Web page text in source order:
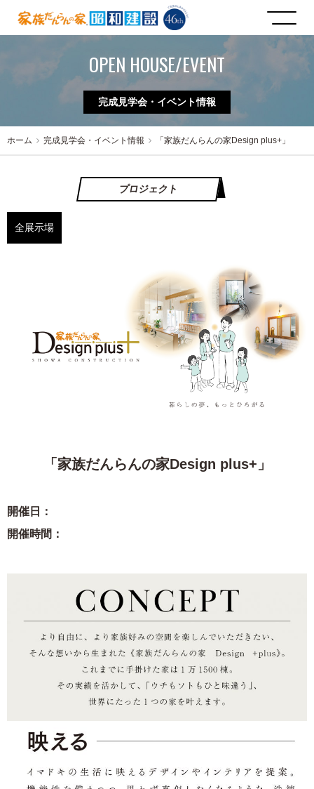
OPEN HOUSE/EVENT
完成見学会・イベント情報
ホーム 完成見学会・イベント情報 「家族だんらんの家Design plus+」
全展示場
プロジェクト
「家族だんらんの家Design plus+」
開催日：
開催時間：